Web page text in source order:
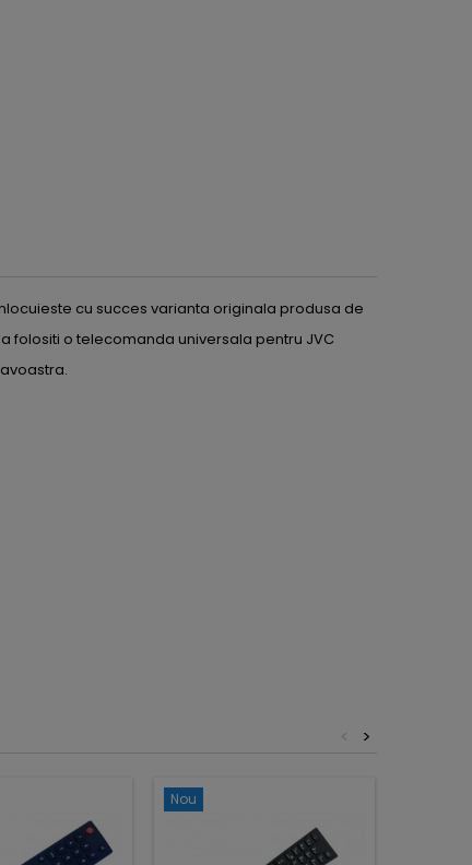
cu succes varianta originala produsa de
folositi o telecomanda universala pentru JVC
>
<
Nou